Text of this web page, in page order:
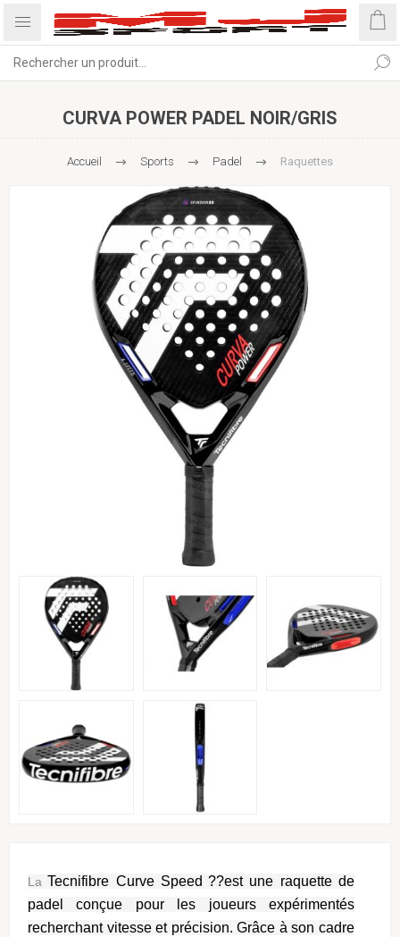
CURVA POWER PADEL NOIR/GRIS
Accueil Sports Padel Raquettes
La Tecnifibre Curve Speed ??est une raquette de
padel conçue pour les joueurs expérimentés
recherchant vitesse et précision. Grâce à son cadre